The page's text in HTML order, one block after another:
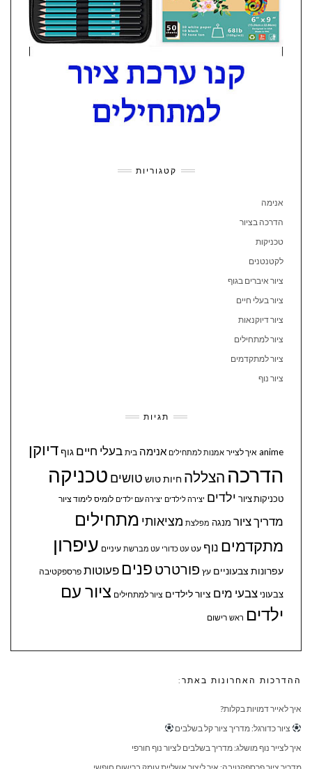
קטגוריות
אנימה
הדרכה בציור
טכניקות
לקטנטנים
ציור איברים בגוף
ציור בעלי חיים
ציור דיוקנאות
ציור למתחילים
ציור למתקדמים
ציור נוף
תגיות
anime איך לצייר אמנות למתחילים אנימה בית בעלי חיים גוףדיוקן
הדרכה הצללה חיותטוש טושים טכניקה
טכניקות ציור ילדים יצירה לילדים יצירה עם ילדים לומיס לימוד ציור
מדריך ציור מנגה מפלצת מציאותי מתחילים
מתקדמים נוף עט עט כדורי עט מברשת עיניים עיפרון
עפרונות צבעוניים עץ פורטרט פנים פעוטות פרספקטיבה
צבעוני צבעי מים ציור לילדים ציור למתחילים ציור עם
ילדים ראש רישום
ההדרכות האחרונות באתר:
איך לאייר דמויות בקלות?
ציור כדורגל: מדריך ציור קל בשלבים
איך לצייר נוף מושלג: מדריך בשלבים לציור נוף חורפי